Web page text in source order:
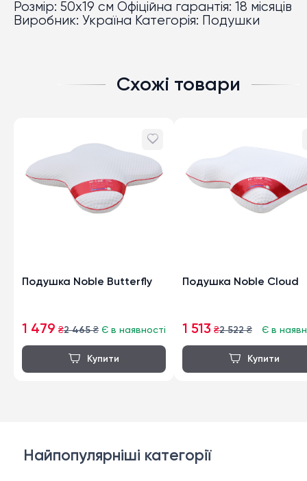
Розмір: 50x19 см Офіційна гарантія: 18 місяців
Виробник: Україна Категорія: Подушки
Схожі товари
Подушка Noble Butterfly
1 479 ₴2 465₴ Є в наявності
Подушка Noble Cloud
1 513 ₴2 522₴ Є в
Найпопулярніші категорії